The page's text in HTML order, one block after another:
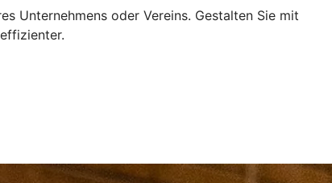
Unternehmens oder Vereins. Gestalten Sie mit